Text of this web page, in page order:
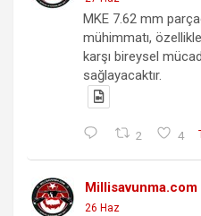
MKE 7.62 mm
mühimmatı,
karşı bireysel
sağlayacaktır.
2 4
26 Haz